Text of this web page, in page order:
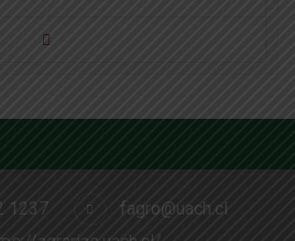
1237
fagro@uach.cl